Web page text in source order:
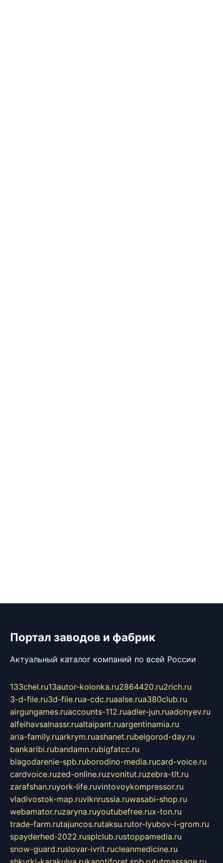
Портал заводов и фабрик
Актуальный каталог компаний по всей России
133chel.ru13autor-kolonka.ru2864420.ru2rich.ru
3-d-file.ru3d-file.rua-cdc.ruaalse.rua380club.ru
airgungames.ruaccounts-112.ruadler-jun.ruadonyev.ru
alfeihavsalnassr.rualtaipant.ruargentinamia.ru
aria-family.ruarkrym.ruashanet.rubelgorod-day.ru
bankaribi.rubandamn.rubigfatcc.ru
blagodarenie-spb.ruborodino-media.rucard-voice.ru
cardvoice.ruzed-online.ruzvonitut.ruzebra-tlt.ru
zarafshan.ruyork-life.ruvintovoykompressor.ru
vladivostok-map.ruvlknrussia.ruwasabi-shop.ru
webamator.ruzaryna.ruyoutubefree.rux-ton.ru
trade-farm.rutajuncos.rutaksu.rutor-lyubov-i-grom.ru
spayderhed-2022.rusplclub.rustoppamedia.ru
snow-guard.ruslovar-ivrit.rucleanmedicine.ru